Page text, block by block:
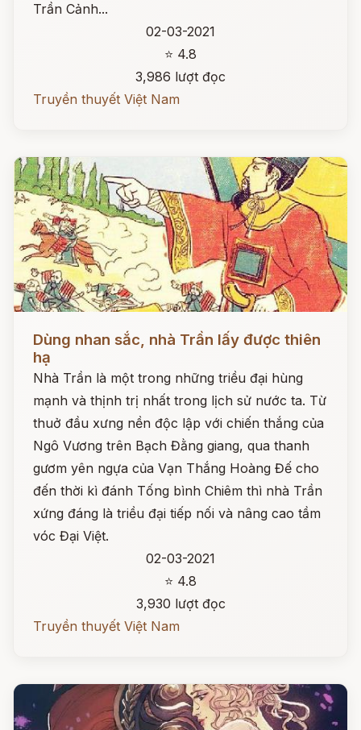
Trần Cảnh...
02-03-2021
⭐ 4.8
3,986 lượt đọc
Truyền thuyết Việt Nam
Dùng nhan sắc, nhà Trần lấy được thiên
hạ
Nhà Trần là một trong những triều đại hùng
mạnh và thịnh trị nhất trong lịch sử nước ta. Từ
thuở đầu xưng nền độc lập với chiến thắng của
Ngô Vương trên Bạch Đằng giang, qua thanh
gươm yên ngựa của Vạn Thắng Hoàng Đế cho
đến thời kì đánh Tống bình Chiêm thì nhà Trần
xứng đáng là triều đại tiếp nối và nâng cao tầm
vóc Đại Việt.
02-03-2021
⭐ 4.8
3,930 lượt đọc
Truyền thuyết Việt Nam